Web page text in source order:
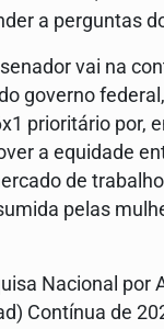
a perguntas
vai na
governo
prioritário por,
a equidade
de
pelas
Nacional por
Contínua de